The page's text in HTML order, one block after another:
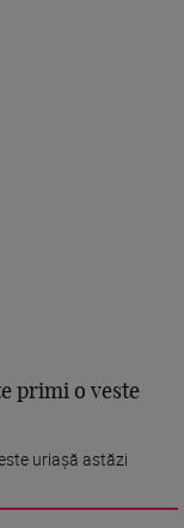
primi o veste
uriașă astăzi